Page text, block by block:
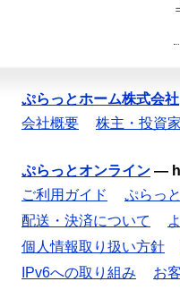
ぷらっとホーム株式会社
会社概要
株主・投資
ぷらっとオンライン —
ご利用ガイド
ぷらっ
配送・決済について
個人情報取り扱い方針
IPv6への取り組み
お